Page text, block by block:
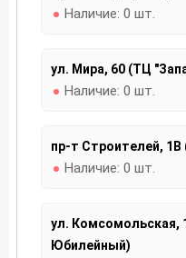
Наличие: 0 шт.
ул. Мира, 60 (ТЦ
Наличие: 0 шт.
пр-т Строителей,
Наличие: 0 шт.
ул. Комсомольская,
Юбилейный)